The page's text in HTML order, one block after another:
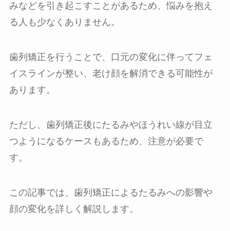
みなどを引き起こすことがあるため、悩みを抱え
る人も少なくありません。
歯列矯正を行うことで、口元の変化に伴ってフェ
イスラインが整い、老け顔を解消できる可能性が
あります。
ただし、歯列矯正後にたるみやほうれい線が目立
つようになるケースもあるため、注意が必要で
す。
この記事では、歯列矯正によるたるみへの影響や
顔の変化を詳しく解説します。